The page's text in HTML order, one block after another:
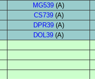
MG539 (A)
CS739(A)
DPR39(A)
DOL39 (A)